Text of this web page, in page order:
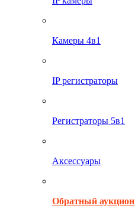
Камеры 4в1
IP регистраторы
Регистраторы 5в1
Аксессуары
Обратный аукцион